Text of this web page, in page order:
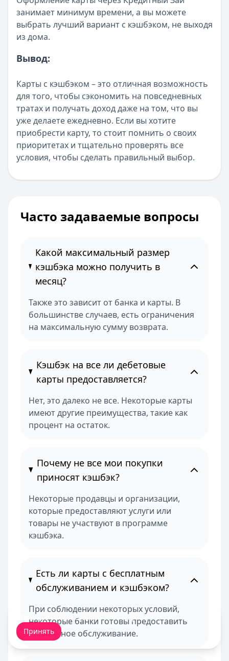
занимает минимум времени, а вы можете
выбрать лучший вариант с кэшбэком, не выходя
из дома.
Вывод:
Карты с кэшбэком – это отличная возможность
для того, чтобы сэкономить на повседневных
тратах и получать доход даже на том, что вы
уже делаете ежедневно. Если вы хотите
приобрести карту, то стоит помнить о своих
приоритетах и тщательно проверять все
условия, чтобы сделать правильный выбор.
Часто задаваемые вопросы
Какой максимальный размер
кэшбэка можно получить в
месяц?
Также это зависит от банка и карты. В
большинстве случаев, есть ограничения
на максимальную сумму возврата.
Кэшбэк на все ли дебетовые
карты предоставляется?
Нет, это далеко не все. Некоторые карты
имеют другие преимущества, такие как
процент на остаток.
Почему не все мои покупки
приносят кэшбэк?
Некоторые продавцы и организации,
которые предоставляют услуги или
товары не участвуют в программе
кэшбэка.
Есть ли карты с бесплатным
обслуживанием и кэшбэком?
При соблюдении некоторых условий,
некоторые банки готовы предоставить
бесплатное обслуживание.
Мы обрабатываем ваши cookie-файлы
Принять